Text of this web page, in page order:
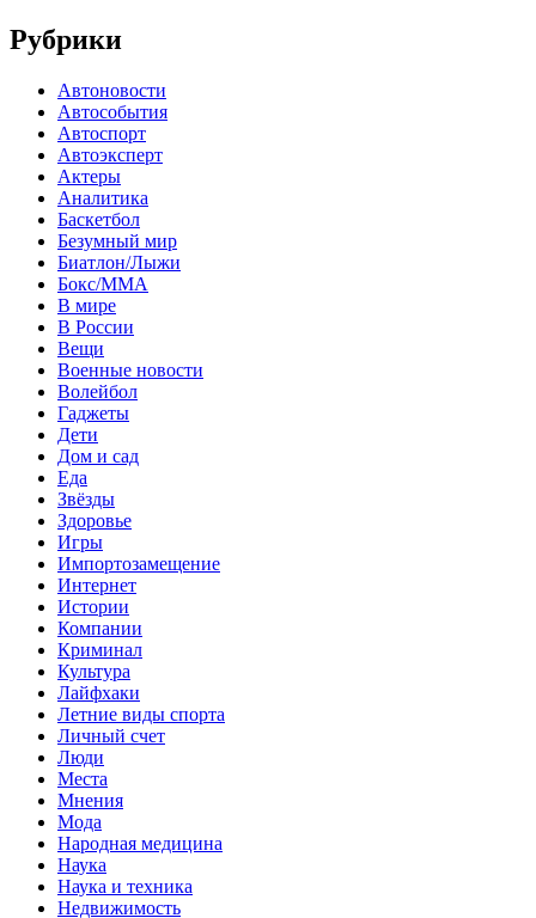
Рубрики
Автоновости
Автособытия
Автоспорт
Автоэксперт
Актеры
Аналитика
Баскетбол
Безумный мир
Биатлон/Лыжи
Бокс/MMA
В мире
В России
Вещи
Военные новости
Волейбол
Гаджеты
Дети
Дом и сад
Еда
Звёзды
Здоровье
Игры
Импортозамещение
Интернет
Истории
Компании
Криминал
Культура
Лайфхаки
Летние виды спорта
Личный счет
Люди
Места
Мнения
Мода
Народная медицина
Наука
Наука и техника
Недвижимость